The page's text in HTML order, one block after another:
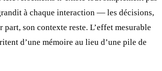
à chaque interaction — les décisions,
son contexte reste. L’effet mesurable
d’une mémoire au lieu d’une pile de